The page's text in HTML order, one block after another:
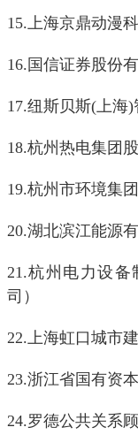
15.上海京鼎动漫
16. 国信证券股份
17.纽斯贝斯(上海)
18.杭州热电集团
19.杭州市环境集
20.湖北滨江能源
21.杭州电力设备
司）
22.上海虹口城市
23.浙江省国有资
24.罗德公共关系